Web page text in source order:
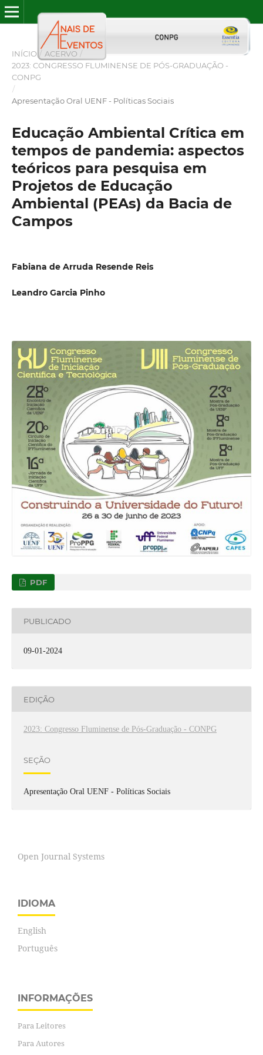
INÍCIO / ACERVO /
2023: CONGRESSO FLUMINENSE DE PÓS-GRADUAÇÃO -
CONPG
/
Apresentação Oral UENF - Políticas Sociais
Educação Ambiental Crítica em
tempos de pandemia: aspectos
teóricos para pesquisa em
Projetos de Educação
Ambiental (PEAs) da Bacia de
Campos
Fabiana de Arruda Resende Reis
Leandro Garcia Pinho
PDF
PUBLICADO
09-01-2024
EDIÇÃO
2023: Congresso Fluminense de Pós-Graduação - CONPG
SEÇÃO
Apresentação Oral UENF - Políticas Sociais
Open Journal Systems
IDIOMA
English
Português
INFORMAÇÕES
Para Leitores
Para Autores